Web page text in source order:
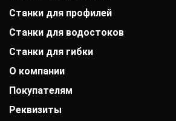
Станки для профилей
Станки для водостоков
Станки для гибки
О компании
История компании
Выставки
Покупателям
Оплата
Реквизиты